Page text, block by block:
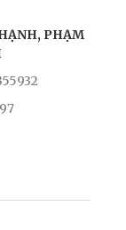
PHẠM